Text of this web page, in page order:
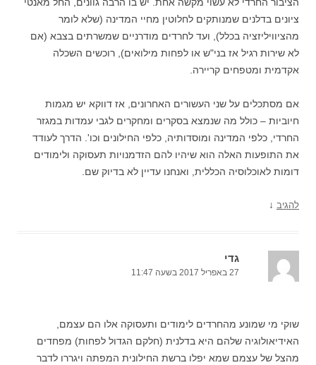
ציונים בדלנים שמנותקים לחלוטין מחיי המדינה (שלא לומר
מהציוויליזציה בכלל), ועד לחרדים מודרניים שמשרתים בצבא (אם
לא שירות רגיל אז בני"ש או לפחות מילואים), רוכשים השכלה
אקדמית ומטפחים קריירה.
אם מסתכלים על שני העשורים האחרונים, אז דווקא יש מגמות
חיוביות – כולל מה שנמצא בסקרים ומחקרים לגבי עמדות במגזר
החרדי, כלפי המדינה ומוסדותיה, כלפי החילונים וכו'. הדרך לעודד
את התופעות האלה הוא שיהיו להם הזדמנויות תעסוקה ולימודים
דומות לאוכלוסיה הכללית, ואנחנו עדיין לא בדיוק שם.
להגיב ↓
גדי
27 באפריל 2017 בשעה 11:47
שוקי מי שמונע מהחרדים לימודים ותעסוקה אלו הם עצמם,
האידיאולוגיה שלהם היא בדלנית (חלקם הגדול לפחות) מפחדים
מהצל של עצמם שמא יפלו ברשת החילונית המפתה ויגררו לדבר